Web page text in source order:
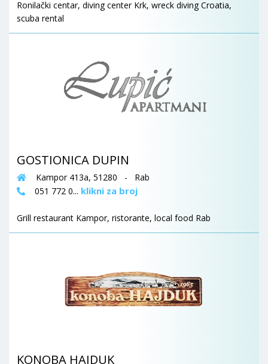
Ronilački centar, diving center Krk, wreck diving Croatia,
scuba rental
GOSTIONICA DUPIN
Kampor 413a, 51280 - Rab
051 772 0... klikni za broj
Grill restaurant Kampor, ristorante, local food Rab
KONOBA HAJDUK